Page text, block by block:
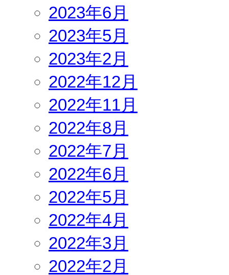
2023年6月
2023年5月
2023年2月
2022年12月
2022年11月
2022年8月
2022年7月
2022年6月
2022年5月
2022年4月
2022年3月
2022年2月